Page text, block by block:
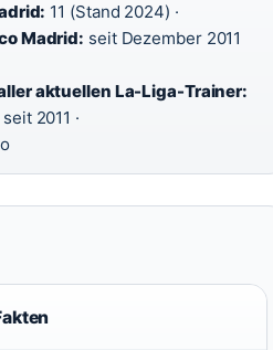
11 (Stand 2024) ·
Madrid: seit Dezember 2011
aktuellen La-Liga-Trainer:
2011 ·